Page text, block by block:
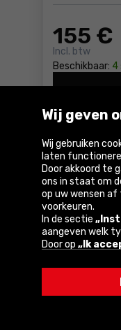
155 €
Incl. btw
Beschikbaar: 4
Bij u
GRATIS
Wij geven
Wij gebruiken
laten
Door akkoord te
ons in staat om
op uw wensen
voorkeuren.
In de sectie
aangeven welk
Door op „Ik
volgens de
U kunt uw keuze
„Instellingen”
Een van onze